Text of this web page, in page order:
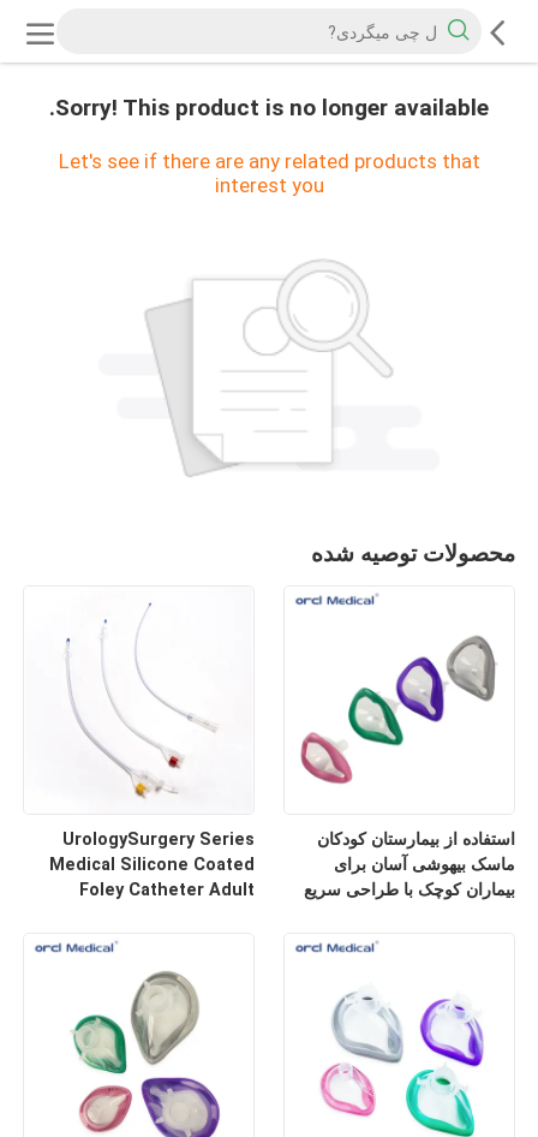
Sorry! This product is no longer available.
Let's see if there are any related products that
interest you
محصولات توصیه شده
UrologySurgery Series
Medical Silicone Coated
Foley Catheter Adult
از نوع سیلیکون پوشیده شده
استفاده از بیمارستان کودکان
ماسک بیهوشی آسان برای
بیماران کوچک با طراحی سریع